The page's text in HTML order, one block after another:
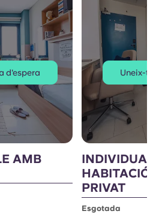
d'espera
AMB
Uneix-te
HABITACIÓ
PRIVAT
Esgotada